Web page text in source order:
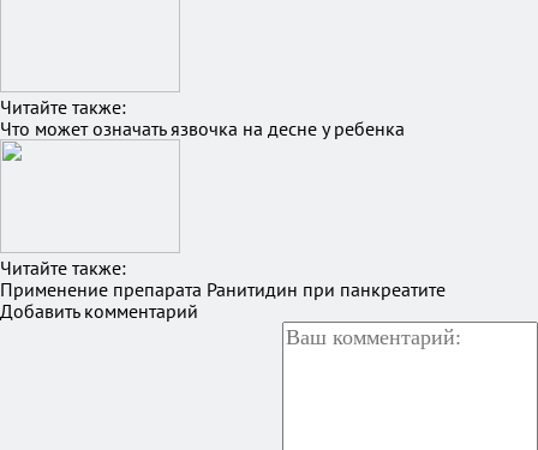
Читайте также:
Что может означать язвочка на десне у ребенка
Читайте также:
Применение препарата Ранитидин при панкреатите
Добавить комментарий